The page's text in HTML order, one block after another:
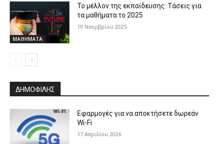
ΜΑΘΗΜΑΤΑ
Το μέλλον της εκπαίδευσης: Τάσεις για
τα μαθήματα το 2025
19 Νοεμβρίου 2025
ΔΗΜΟΦΙΛΗΣ
Εφαρμογές για να αποκτήσετε δωρεάν
Wi-Fi
17 Απριλίου 2026